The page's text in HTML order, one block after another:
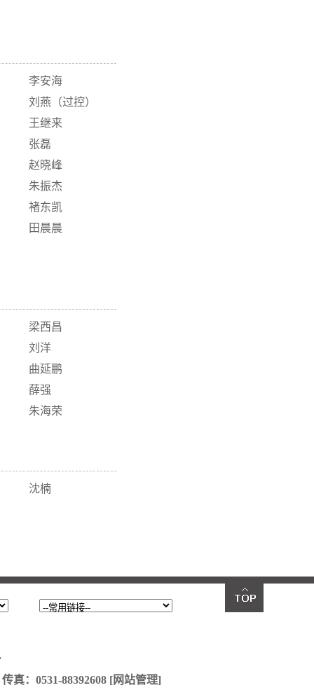
李安海
刘燕（过控）
王继来
张磊
赵晓峰
朱振杰
褚东凯
田晨晨
梁西昌
刘洋
曲延鹏
薛强
朱海荣
沈楠
真：0531-88392608 [网站管理]